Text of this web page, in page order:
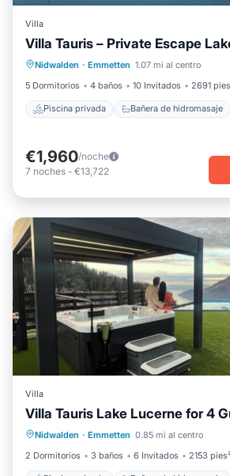
Villa
Villa Tauris – Private Escape
Nidwalden · Emmetten 1.07 mi al centro
5 Dormitorios
4 baños 10 Invitados 2691
Piscina privada Bañera de hidromasaje
Piscina privada
Bañera de
Aparcamiento
Piscina
€1,960/noche
7 noches - €13,722
Villa
Villa Tauris Lake Lucerne for 4
Nidwalden · Emmetten 0.85 mi al centro
2 Dormitorios
3 baños 6 Invitados 2153 pies²
Piscina privada
Bañera de
Aparcamiento
Piscina